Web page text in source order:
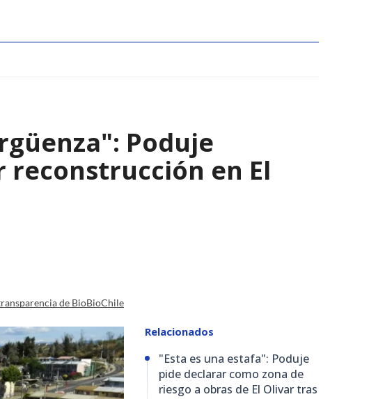
Poduje
en El
de BioBioChile
Relacionados
"Esta es una estafa": Poduje
pide declarar como zona de
riesgo a obras de El Olivar tras